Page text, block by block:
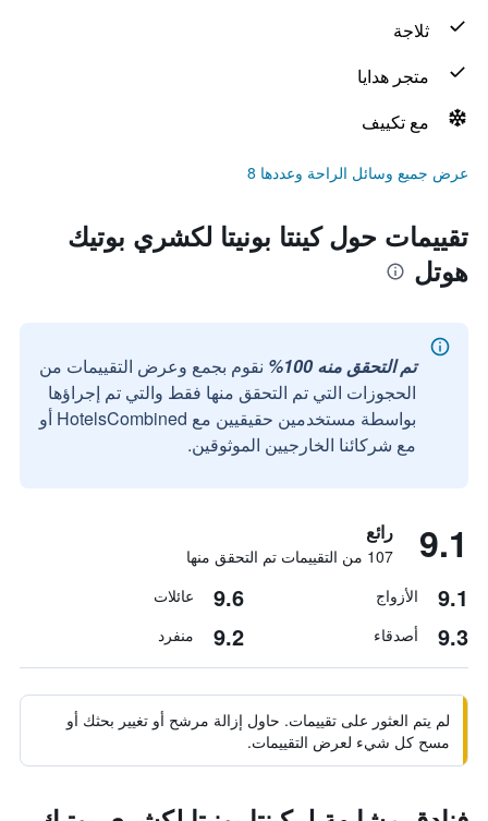
ثلاجة
متجر هدايا
مع تكييف
عرض جميع وسائل الراحة وعددها 8
تقييمات حول كينتا بونيتا لكشري بوتيك
هوتل
تم التحقق منه 100%
نقوم بجمع وعرض التقييمات من
الحجوزات التي تم التحقق منها فقط والتي تم إجراؤها
بواسطة مستخدمين حقيقيين مع HotelsCombined أو
مع شركائنا الخارجيين الموثوقين.
9.1 رائع
107 من التقييمات تم التحقق منها
9.1 الأزواج 9.6 عائلات
9.3 أصدقاء 9.2 منفرد
لم يتم العثور على تقييمات. حاول إزالة مرشح أو تغيير بحثك أو
مسح كل شيء لعرض التقييمات.